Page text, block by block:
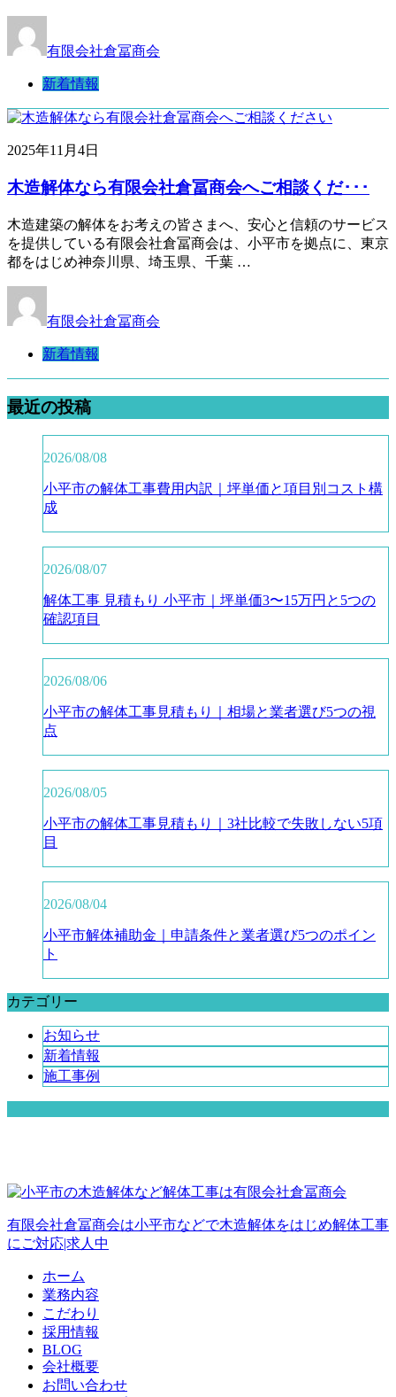
有限会社倉冨商会
新着情報
2025年11月4日
木造解体なら有限会社倉冨商会へご相談くだ･･･
木造建築の解体をお考えの皆さまへ、安心と信頼のサービス
を提供している有限会社倉冨商会は、小平市を拠点に、東京
都をはじめ神奈川県、埼玉県、千葉 …
有限会社倉冨商会
新着情報
最近の投稿
2026/08/08
小平市の解体工事費用内訳｜坪単価と項目別コスト構
成
2026/08/07
解体工事 見積もり 小平市｜坪単価3〜15万円と5つの
確認項目
2026/08/06
小平市の解体工事見積もり｜相場と業者選び5つの視
点
2026/08/05
小平市の解体工事見積もり｜3社比較で失敗しない5項
目
2026/08/04
小平市解体補助金｜申請条件と業者選び5つのポイン
ト
カテゴリー
お知らせ
新着情報
施工事例
有限会社倉冨商会は小平市などで木造解体をはじめ解体工事
にご対応|求人中
ホーム
業務内容
こだわり
採用情報
BLOG
会社概要
お問い合わせ